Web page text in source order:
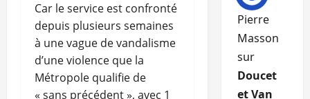
Car le service est confronté
depuis plusieurs semaines
à une vague de vandalisme
d’une violence que la
Métropole qualifie de
« sans précédent », avec 1
Pierre
Masson
sur
Doucet
et Van